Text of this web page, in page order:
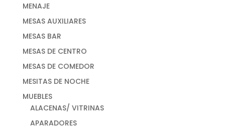
MENAJE
MESAS AUXILIARES
MESAS BAR
MESAS DE CENTRO
MESAS DE COMEDOR
MESITAS DE NOCHE
MUEBLES
ALACENAS/ VITRINAS
APARADORES